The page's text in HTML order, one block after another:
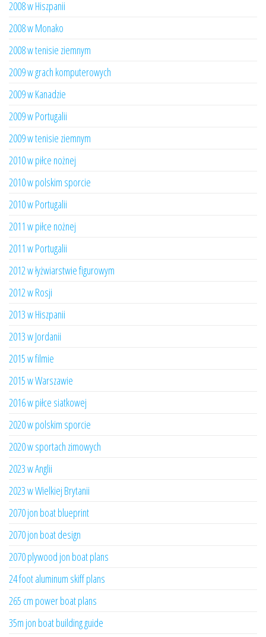
2008 w Hiszpanii
2008 w Monako
2008 w tenisie ziemnym
2009 w grach komputerowych
2009 w Kanadzie
2009 w Portugalii
2009 w tenisie ziemnym
2010 w piłce nożnej
2010 w polskim sporcie
2010 w Portugalii
2011 w piłce nożnej
2011 w Portugalii
2012 w łyżwiarstwie figurowym
2012 w Rosji
2013 w Hiszpanii
2013 w Jordanii
2015 w filmie
2015 w Warszawie
2016 w piłce siatkowej
2020 w polskim sporcie
2020 w sportach zimowych
2023 w Anglii
2023 w Wielkiej Brytanii
2070 jon boat blueprint
2070 jon boat design
2070 plywood jon boat plans
24 foot aluminum skiff plans
265 cm power boat plans
35m jon boat building guide